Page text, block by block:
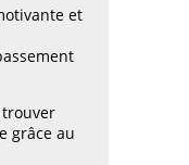
et
grâce au